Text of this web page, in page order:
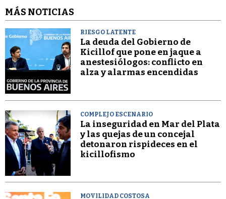
MÁS NOTICIAS
RIESGO LATENTE
La deuda del Gobierno de
Kicillof que pone en jaque a
anestesiólogos: conflicto en
alza y alarmas encendidas
COMPLEJO ESCENARIO
La inseguridad en Mar del Plata
y las quejas de un concejal
detonaron rispideces en el
kicillofismo
MOVILIDAD COSTOSA